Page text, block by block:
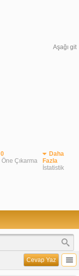
Aşağı git
0
Öne Çıkarma
Daha
Fazla
İstatistik
Cevap Yaz